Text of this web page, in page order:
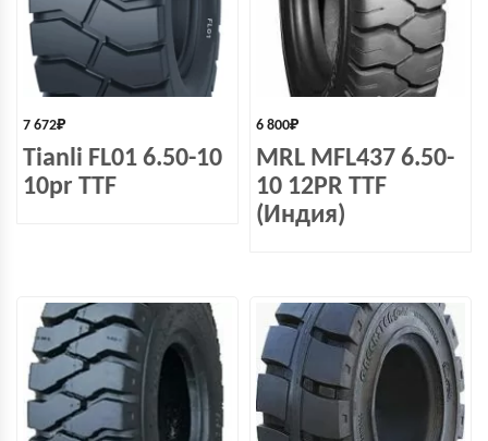
7 672₽
Tianli FL01 6.50-10
10pr TTF
6 800₽
MRL MFL437 6.50-
10 12PR TTF
(Индия)